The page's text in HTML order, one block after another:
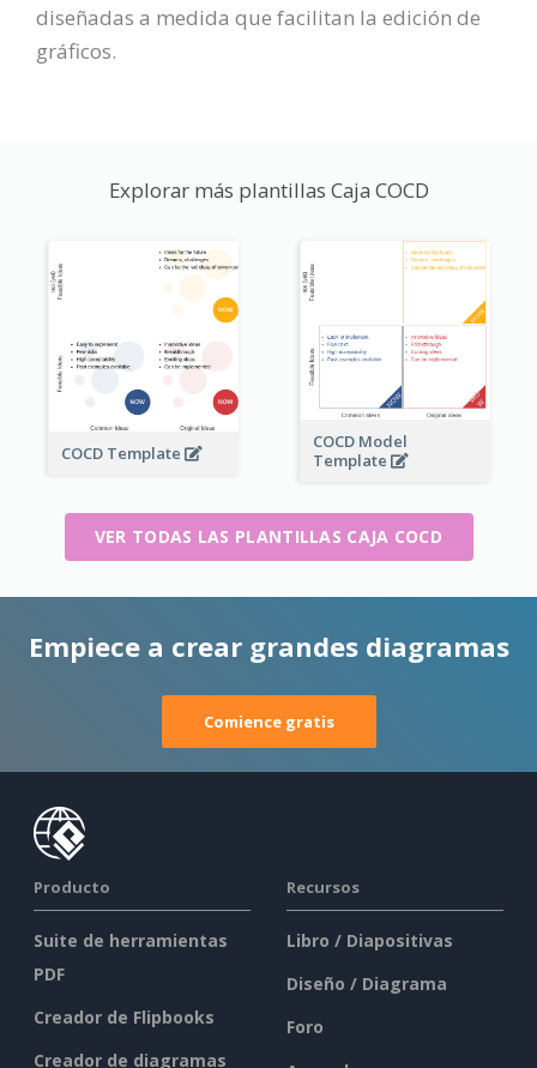
diseñadas a medida que facilitan la edición de
gráficos.
Explorar más plantillas Caja COCD
COCD Template
COCD Model
Template
VER TODAS LAS PLANTILLAS CAJA COCD
Empiece a crear grandes diagramas
Comience gratis
Producto
Suite de herramientas
PDF
Creador de Flipbooks
Creador de diagramas
Recursos
Libro / Diapositivas
Diseño / Diagrama
Foro